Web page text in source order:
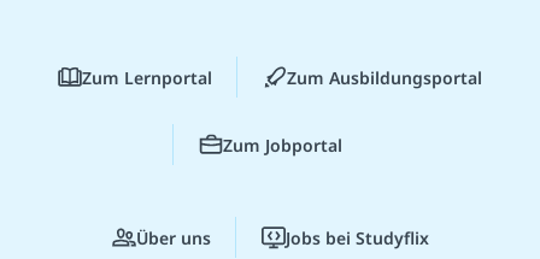
Zum Lernportal Zum Ausbildungsportal
Zum Jobportal
Über uns Jobs bei Studyflix